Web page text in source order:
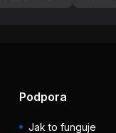
Podpora
Jak to funguje